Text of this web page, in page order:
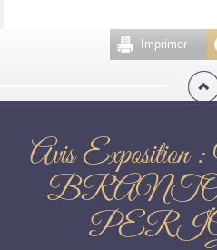
Imprimer
Avis Exposition